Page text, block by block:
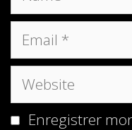
Enregistrer